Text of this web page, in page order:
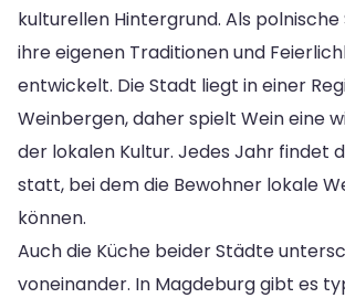
kulturellen Hintergrund. Als
ihre eigenen Traditionen und
entwickelt. Die Stadt liegt in einer
Weinbergen, daher spielt Wein eine
der lokalen Kultur. Jedes Jahr findet
statt, bei dem die Bewohner lokale
können.
Auch die Küche beider Städte
voneinander. In Magdeburg gibt es